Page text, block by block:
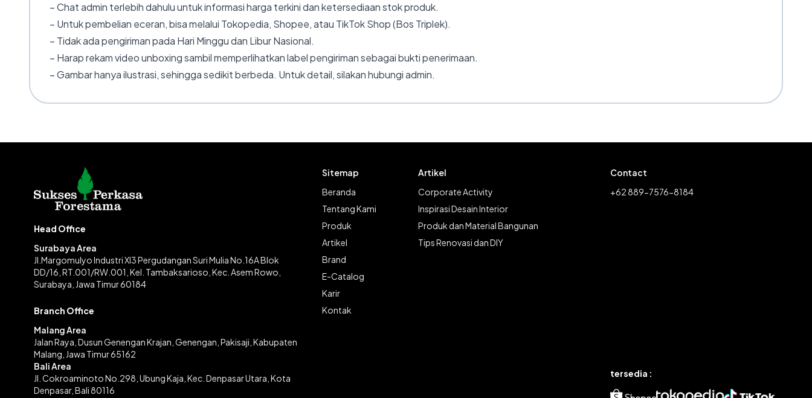
– Chat admin terlebih dahulu untuk informasi harga terkini dan ketersediaan stok produk.
– Untuk pembelian eceran, bisa melalui Tokopedia, Shopee, atau TikTok Shop (Bos Triplek).
– Tidak ada pengiriman pada Hari Minggu dan Libur Nasional.
– Harap rekam video unboxing sambil memperlihatkan label pengiriman sebagai bukti penerimaan.
– Gambar hanya ilustrasi, sehingga sedikit berbeda. Untuk detail, silakan hubungi admin.
Head Office
Surabaya Area
Jl.Margomulyo Industri XI3 Pergudangan Suri Mulia No.16A Blok
DD/16, RT.001/RW.001, Kel. Tambaksarioso, Kec. Asem Rowo,
Surabaya, Jawa Timur 60184
Branch Office
Malang Area
Jalan Raya, Dusun Genengan Krajan, Genengan, Pakisaji, Kabupaten
Malang, Jawa Timur 65162
Bali Area
Jl. Cokroaminoto No.298, Ubung Kaja, Kec. Denpasar Utara, Kota
Denpasar, Bali 80116
Sitemap
Beranda
Tentang Kami
Produk
Artikel
Brand
E-Catalog
Karir
Kontak
Artikel
Corporate Activity
Inspirasi Desain Interior
Produk dan Material Bangunan
Tips Renovasi dan DIY
Contact
+62 889-7576-8184
tersedia :